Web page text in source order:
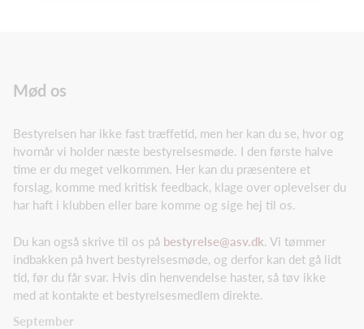
Mød os
Bestyrelsen har ikke fast træffetid, men her kan du se, hvor og
hvornår vi holder næste bestyrelsesmøde. I den første halve
time er du meget velkommen. Her kan du præsentere et
forslag, komme med kritisk feedback, klage over oplevelser du
har haft i klubben eller bare komme og sige hej til os.
Du kan også skrive til os på bestyrelse@asv.dk. Vi tømmer
indbakken på hvert bestyrelsesmøde, og derfor kan det gå lidt
tid, før du får svar. Hvis din henvendelse haster, så tøv ikke
med at kontakte et bestyrelsesmedlem direkte.
September